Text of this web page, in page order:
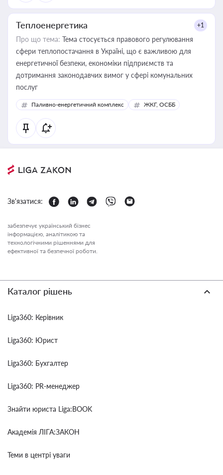
Теплоенергетика +1
Про що тема: Тема стосується правового регулювання
сфери теплопостачання в Україні, що є важливою для
енергетичної безпеки, економіки підприємств та
дотримання законодавчих вимог у сфері комунальних
послуг
Паливно-енергетичний комплекс ЖКГ, ОСББ
Зв'язатися:
забезпечує український бізнес
інформацією, аналітикою та
технологічними рішеннями для
ефективної та безпечної роботи.
Каталог рішень
Liga360: Керівник
Liga360: Юрист
Liga360: Бухгалтер
Liga360: PR-менеджер
Знайти юриста Liga:BOOK
Академія ЛІГА:ЗАКОН
Теми в центрі уваги